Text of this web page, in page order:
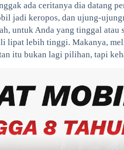
ada ceritanya dia datang
jadi keropos, dan ujung-
untuk Anda yang tinggal atau
lipat lebih tinggi. Makanya,
itu bukan lagi pilihan, tapi